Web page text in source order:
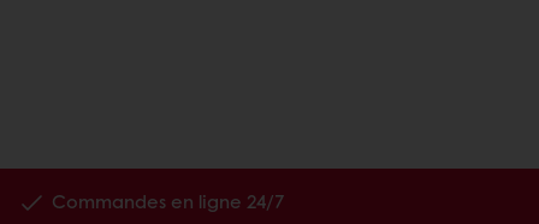
Commandes en ligne 24/7